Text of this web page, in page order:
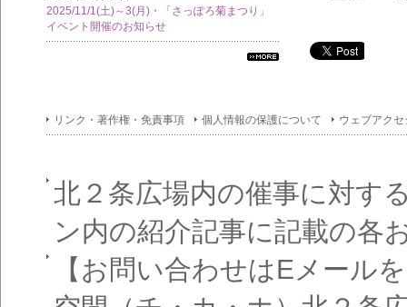
2025/11/1(土)～3(月)・「さっぽろ菊まつり」
イベント開催のお知らせ
フォ
リンク・著作権・免責事項 個人情報の保護について ウェブアク
北２条広場内の催事に対す
ン内の紹介記事に記載の各
【お問い合わせはEメール